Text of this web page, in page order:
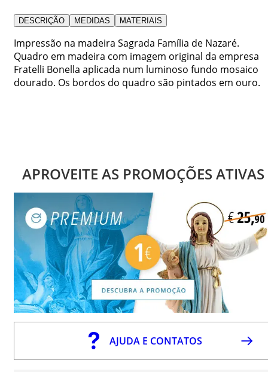
DESCRIÇÃO MEDIDAS MATERIAIS
Impressão na madeira Sagrada Família de Nazaré.
Quadro em madeira com imagem original da empresa
Fratelli Bonella aplicada num luminoso fundo mosaico
dourado. Os bordos do quadro são pintados em ouro.
APROVEITE AS PROMOÇÕES ATIVAS
AJUDA E CONTATOS